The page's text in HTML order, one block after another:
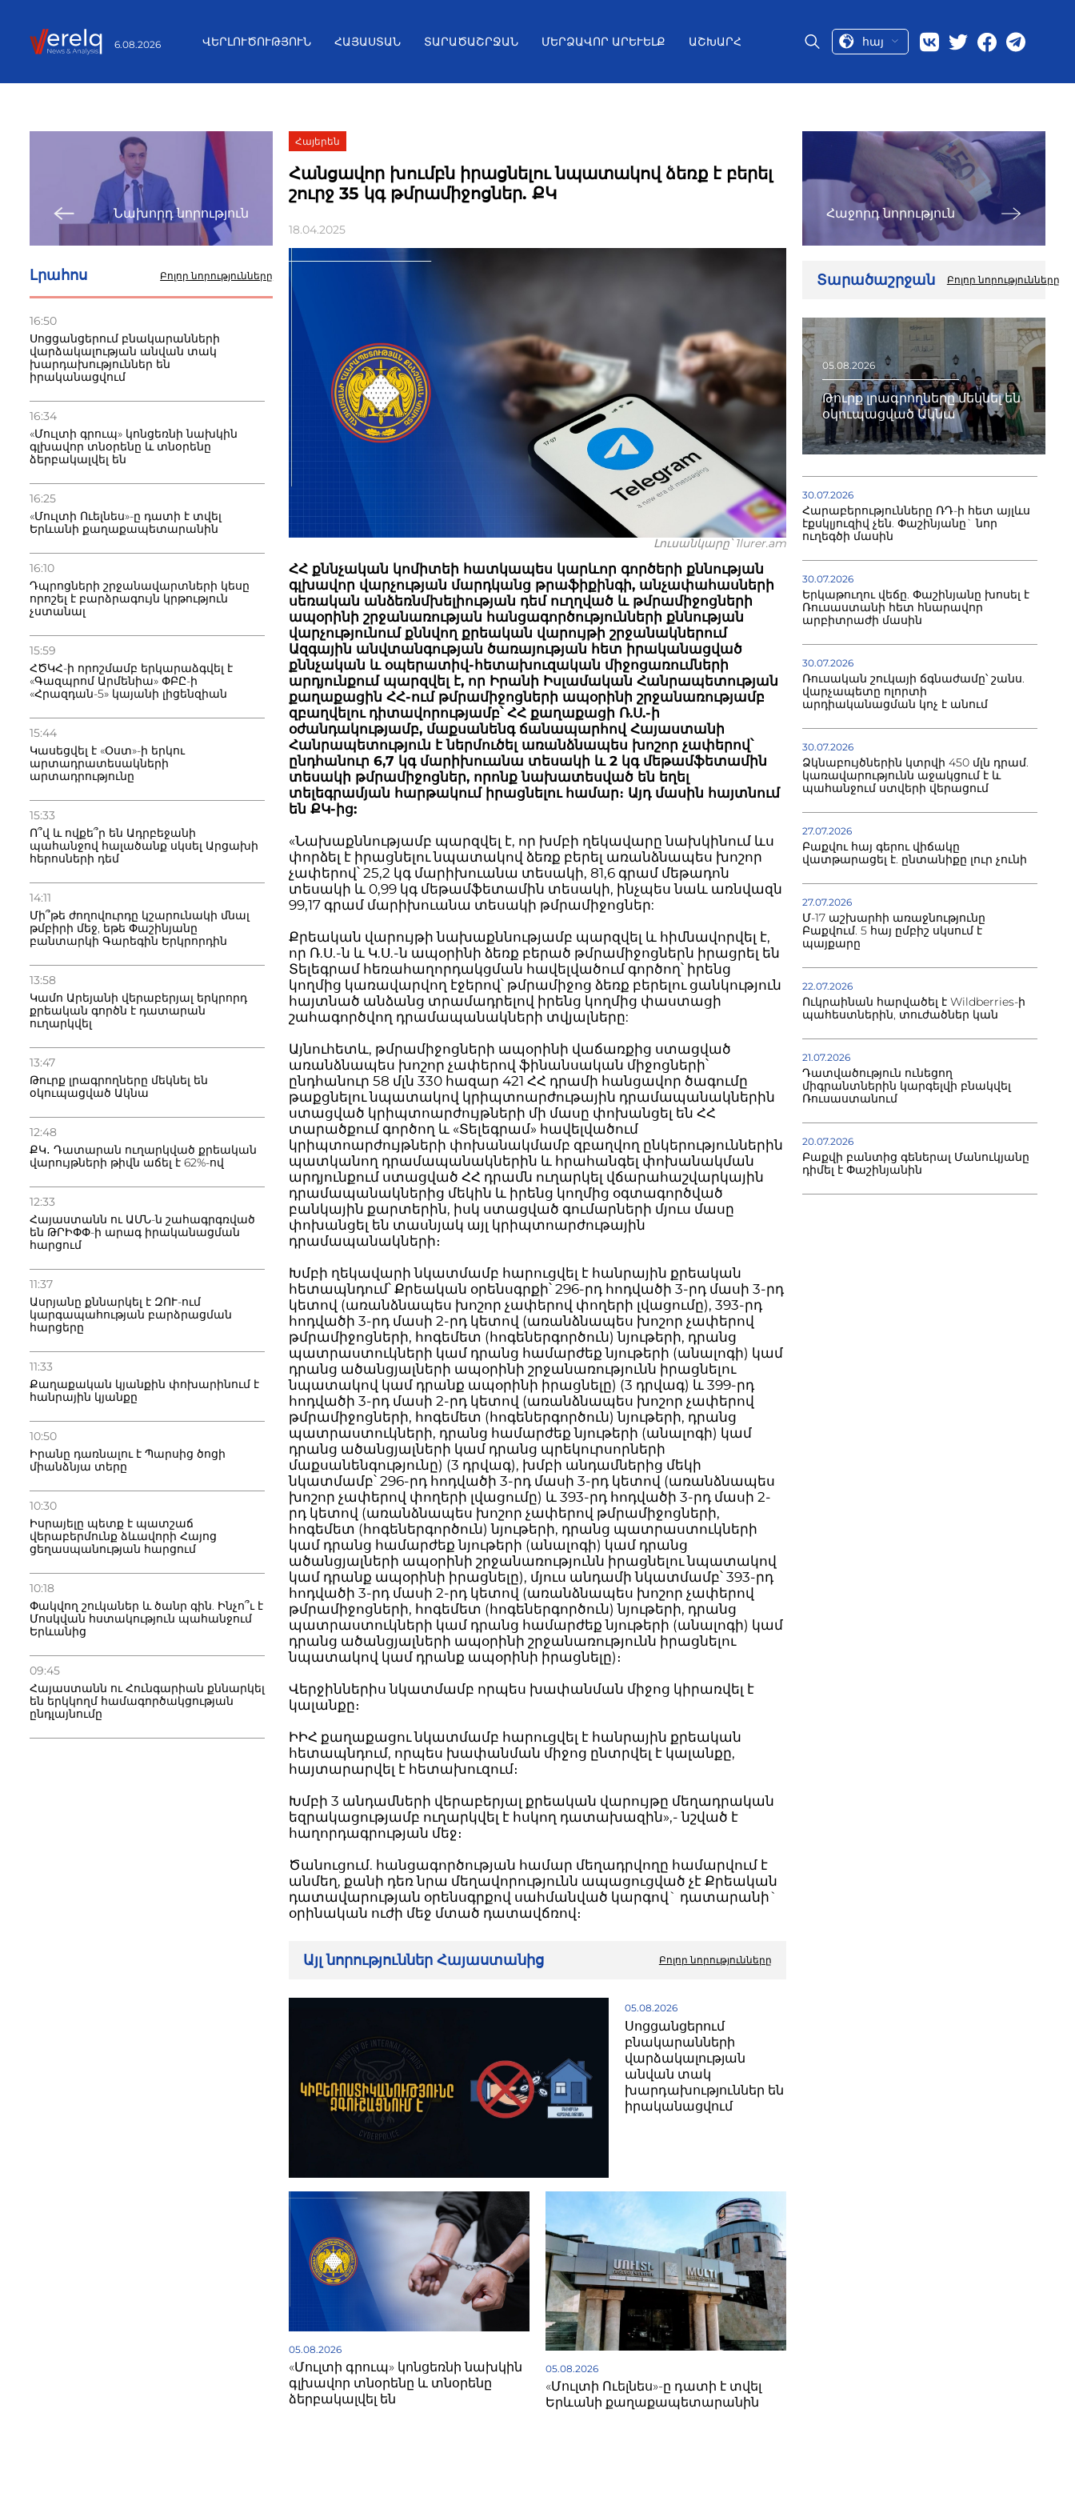
6.08.2026 ՎԵՐԼՈՒԾՈՒԹՅՈՒՆ ՀԱՅԱՍՏԱՆ ՏԱՐԱԾԱՇՐՋԱՆ ՄԵՐՁԱՎՈՐ ԱՐԵՒԵԼՔ ԱՇԽԱՐՀ հայ
Նախորդ նորություն
Լրահոս Բոլոր նորությունները
16:50
Սոցցանցերում բնակարանների
վարձակալության անվան տակ
խարդախություններ են
իրականացվում
16:34
«Մուլտի գրուպ» կոնցեռնի նախկին
գլխավոր տնօրենը և տնօրենը
ձերբակալվել են
16:25
«Մուլտի Ուելնես»-ը դատի է տվել
Երևանի քաղաքապետարանին
16:10
Դպրոցների շրջանավարտների կեսը
որոշել է բարձրագույն կրթություն
չստանալ
15:59
ՀԾԿՀ-ի որոշմամբ երկարաձգվել է
«Գազպրոմ Արմենիա» ՓԲԸ-ի
«Հրազդան-5» կայանի լիցենզիան
15:44
Կասեցվել է «Օստ»-ի երկու
արտադրատեսակների
արտադրությունը
15:33
Ո՞վ և ովքե՞ր են Ադրբեջանի
պահանջով հալածանք սկսել Արցախի
հերոսների դեմ
14:11
Մի՞թե ժողովուրդը կշարունակի մնալ
թմբիրի մեջ, եթե Փաշինյանը
բանտարկի Գարեգին Երկրորդին
13:58
Կամո Արեյանի վերաբերյալ երկրորդ
քրեական գործն է դատարան
ուղարկվել
13:47
Թուրք լրագրողները մեկնել են
օկուպացված Ակնա
12:48
ՔԿ․ Դատարան ուղարկված քրեական
վարույթների թիվն աճել է 62%-ով
12:33
Հայաստանն ու ԱՄՆ-ն շահագրգռված
են ԹՐԻՓՓ-ի արագ իրականացման
հարցում
11:37
Ասրյանը քննարկել է ԶՈՒ-ում
կարգապահության բարձրացման
հարցերը
11:33
Քաղաքական կյանքին փոխարինում է
հանրային կյանքը
10:50
Իրանը դառնալու է Պարսից ծոցի
միանձնյա տերը
10:30
Իսրայելը պետք է պատշաճ
վերաբերմունք ձևավորի Հայոց
ցեղասպանության հարցում
10:18
Փակվող շուկաներ և ծանր գին. Ինչո՞ւ է
Մոսկվան հստակություն պահանջում
Երևանից
09:45
Հայաստանն ու Հունգարիան քննարկել
են երկկողմ համագործակցության
ընդլայնումը
Հայերեն
Հանցավոր խումբն իրացնելու նպատակով ձեռք է բերել
շուրջ 35 կգ թմրամիջոցներ. ՔԿ
18.04.2025
Լուսանկարը՝ 1lurer.am
ՀՀ քննչական կոմիտեի հատկապես կարևոր գործերի քննության
գլխավոր վարչության մարդկանց թրաֆիքինգի, անչափահասների
սեռական անձեռնմխելիության դեմ ուղղված և թմրամիջոցների
ապօրինի շրջանառության հանցագործությունների քննության
վարչությունում քննվող քրեական վարույթի շրջանակներում
Ազգային անվտանգության ծառայության հետ իրականացված
քննչական և օպերատիվ-հետախուզական միջոցառումների
արդյունքում պարզվել է, որ Իրանի Իսլամական Հանրապետության
քաղաքացին ՀՀ-ում թմրամիջոցների ապօրինի շրջանառությամբ
զբաղվելու դիտավորությամբ՝ ՀՀ քաղաքացի Ռ.Ս.-ի
օժանդակությամբ, մաքսանենգ ճանապարհով Հայաստանի
Հանրապետություն է ներմուծել առանձնապես խոշոր չափերով՝
ընդհանուր 6,7 կգ մարիխուանա տեսակի և 2 կգ մեթամֆետամին
տեսակի թմրամիջոցներ, որոնք նախատեսված են եղել
տելեգրամյան հարթակում իրացնելու համար։ Այդ մասին հայտնում
են ՔԿ-ից:
«Նախաքննությամբ պարզվել է, որ խմբի ղեկավարը նախկինում ևս
փորձել է իրացնելու նպատակով ձեռք բերել առանձնապես խոշոր
չափերով՝ 25,2 կգ մարիխուանա տեսակի, 81,6 գրամ մեթադոն
տեսակի և 0,99 կգ մեթամֆետամին տեսակի, ինչպես նաև առնվազն
99,17 գրամ մարիխուանա տեսակի թմրամիջոցներ:
Քրեական վարույթի նախաքննությամբ պարզվել և հիմնավորվել է,
որ Ռ.Ս.-ն և Կ.Ս.-ն ապօրինի ձեռք բերած թմրամիջոցներն իրացրել են
Տելեգրամ հեռահաղորդակցման հավելվածում գործող՝ իրենց
կողմից կառավարվող էջերով՝ թմրամիջոց ձեռք բերելու ցանկություն
հայտնած անձանց տրամադրելով իրենց կողմից փաստացի
շահագործվող դրամապանակների տվյալները:
Այնուհետև, թմրամիջոցների ապօրինի վաճառքից ստացված
առանձնապես խոշոր չափերով ֆինանսական միջոցների՝
ընդհանուր 58 մլն 330 հազար 421 ՀՀ դրամի հանցավոր ծագումը
թաքցնելու նպատակով կրիպտոարժութային դրամապանակներին
ստացված կրիպտոարժույթների մի մասը փոխանցել են ՀՀ
տարածքում գործող և «Տելեգրամ» հավելվածում
կրիպտոարժույթների փոխանակմամբ զբաղվող ընկերություններին
պատկանող դրամապանակներին և հրահանգել փոխանակման
արդյունքում ստացված ՀՀ դրամն ուղարկել վճարահաշվարկային
դրամապանակներից մեկին և իրենց կողմից օգտագործված
բանկային քարտերին, իսկ ստացված գումարների մյուս մասը
փոխանցել են տասնյակ այլ կրիպտոարժութային
դրամապանակների։
Խմբի ղեկավարի նկատմամբ հարուցվել է հանրային քրեական
հետապնդում՝ Քրեական օրենսգրքի՝ 296-րդ հոդվածի 3-րդ մասի 3-րդ
կետով (առանձնապես խոշոր չափերով փողերի լվացումը), 393-րդ
հոդվածի 3-րդ մասի 2-րդ կետով (առանձնապես խոշոր չափերով
թմրամիջոցների, հոգեմետ (հոգեներգործուն) նյութերի, դրանց
պատրաստուկների կամ դրանց համարժեք նյութերի (անալոգի) կամ
դրանց ածանցյալների ապօրինի շրջանառությունն իրացնելու
նպատակով կամ դրանք ապօրինի իրացնելը) (3 դրվագ) և 399-րդ
հոդվածի 3-րդ մասի 2-րդ կետով (առանձնապես խոշոր չափերով
թմրամիջոցների, հոգեմետ (հոգեներգործուն) նյութերի, դրանց
պատրաստուկների, դրանց համարժեք նյութերի (անալոգի) կամ
դրանց ածանցյալների կամ դրանց պրեկուրսորների
մաքսանենգությունը) (3 դրվագ), խմբի անդամներից մեկի
նկատմամբ՝ 296-րդ հոդվածի 3-րդ մասի 3-րդ կետով (առանձնապես
խոշոր չափերով փողերի լվացումը) և 393-րդ հոդվածի 3-րդ մասի 2-
րդ կետով (առանձնապես խոշոր չափերով թմրամիջոցների,
հոգեմետ (հոգեներգործուն) նյութերի, դրանց պատրաստուկների
կամ դրանց համարժեք նյութերի (անալոգի) կամ դրանց
ածանցյալների ապօրինի շրջանառությունն իրացնելու նպատակով
կամ դրանք ապօրինի իրացնելը), մյուս անդամի նկատմամբ՝ 393-րդ
հոդվածի 3-րդ մասի 2-րդ կետով (առանձնապես խոշոր չափերով
թմրամիջոցների, հոգեմետ (հոգեներգործուն) նյութերի, դրանց
պատրաստուկների կամ դրանց համարժեք նյութերի (անալոգի) կամ
դրանց ածանցյալների ապօրինի շրջանառությունն իրացնելու
նպատակով կամ դրանք ապօրինի իրացնելը)։
Վերջիններիս նկատմամբ որպես խափանման միջոց կիրառվել է
կալանքը։
ԻԻՀ քաղաքացու նկատմամբ հարուցվել է հանրային քրեական
հետապնդում, որպես խափանման միջոց ընտրվել է կալանքը,
հայտարարվել է հետախուզում։
Խմբի 3 անդամների վերաբերյալ քրեական վարույթը մեղադրական
եզրակացությամբ ուղարկվել է հսկող դատախազին»,- նշված է
հաղորդագրության մեջ։
Ծանուցում. հանցագործության համար մեղադրվողը համարվում է
անմեղ, քանի դեռ նրա մեղավորությունն ապացուցված չէ Քրեական
դատավարության օրենսգրքով սահմանված կարգով` դատարանի`
օրինական ուժի մեջ մտած դատավճռով։
Այլ նորություններ Հայաստանից Բոլոր նորությունները
05.08.2026
Սոցցանցերում
բնակարանների
վարձակալության
անվան տակ
խարդախություններ են
իրականացվում
05.08.2026
«Մուլտի գրուպ» կոնցեռնի նախկին
գլխավոր տնօրենը և տնօրենը
ձերբակալվել են
05.08.2026
«Մուլտի Ուելնես»-ը դատի է տվել
Երևանի քաղաքապետարանին
Հաջորդ նորություն
Տարածաշրջան Բոլոր նորությունները
05.08.2026
Թուրք լրագրողները մեկնել են
օկուպացված Ակնա
30.07.2026
Հարաբերությունները ՌԴ-ի հետ այլևս
էքսկլյուզիվ չեն. Փաշինյանը` նոր
ուղեգծի մասին
30.07.2026
Երկաթուղու վեճը. Փաշինյանը խոսել է
Ռուսաստանի հետ հնարավոր
արբիտրաժի մասին
30.07.2026
Ռուսական շուկայի ճգնաժամը՝ շանս.
վարչապետը ոլորտի
արդիականացման կոչ է անում
30.07.2026
Ձկնաբույծներին կտրվի 450 մլն դրամ.
կառավարությունն աջակցում է և
պահանջում ստվերի վերացում
27.07.2026
Բաքվու հայ գերու վիճակը
վատթարացել է. ընտանիքը լուր չունի
27.07.2026
Մ-17 աշխարհի առաջնությունը
Բաքվում. 5 հայ ըմբիշ սկսում է
պայքարը
22.07.2026
Ուկրաինան հարվածել է Wildberries-ի
պահեստներին, տուժածներ կան
21.07.2026
Դատվածություն ունեցող
միգրանտներին կարգելվի բնակվել
Ռուսաստանում
20.07.2026
Բաքվի բանտից գեներալ Մանուկյանը
դիմել է Փաշինյանին